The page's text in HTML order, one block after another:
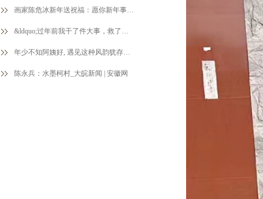
画家陈危冰新年送祝福：愿你新年事业有成步步高，财源广进福气绕
&ldquo;过年前我干了件大事，救了别人一条命！&rdquo;
年少不知阿姨好, 遇见这种风韵犹存的阿姨至少可以少奋斗20年
陈永兵：水墨柯村_大皖新闻 | 安徽网